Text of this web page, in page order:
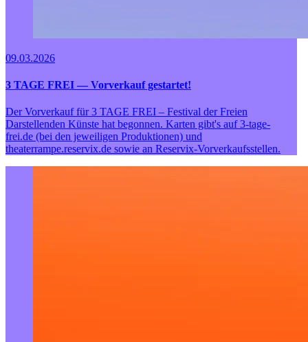
09.03.2026
3 TAGE FREI — Vorverkauf gestartet!
Der Vorverkauf für 3 TAGE FREI – Festival der Freien
Darstellenden Künste hat begonnen. Karten gibt's auf 3-tage-
frei.de (bei den jeweiligen Produktionen) und
theaterrampe.reservix.de sowie an Reservix-Vorverkaufsstellen.